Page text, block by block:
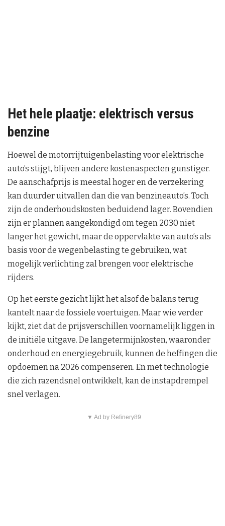
Het hele plaatje: elektrisch versus
benzine
Hoewel de motorrijtuigenbelasting voor elektrische
auto’s stijgt, blijven andere kostenaspecten gunstiger.
De aanschafprijs is meestal hoger en de verzekering
kan duurder uitvallen dan die van benzineauto’s. Toch
zijn de onderhoudskosten beduidend lager. Bovendien
zijn er plannen aangekondigd om tegen 2030 niet
langer het gewicht, maar de oppervlakte van auto’s als
basis voor de wegenbelasting te gebruiken, wat
mogelijk verlichting zal brengen voor elektrische
rijders.
Op het eerste gezicht lijkt het alsof de balans terug
kantelt naar de fossiele voertuigen. Maar wie verder
kijkt, ziet dat de prijsverschillen voornamelijk liggen in
de initiële uitgave. De langetermijnkosten, waaronder
onderhoud en energiegebruik, kunnen de heffingen die
opdoemen na 2026 compenseren. En met technologie
die zich razendsnel ontwikkelt, kan de instapdrempel
snel verlagen.
▼ Ad by Refinery89